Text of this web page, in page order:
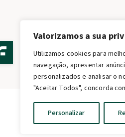
Valorizamos a sua
Utilizamos cookies para
navegação, apresentar
personalizados e analisar o
"Aceitar Todos", concorda
Personalizar